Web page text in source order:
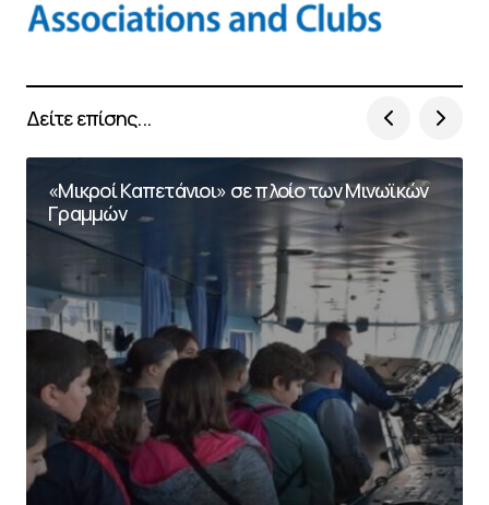
Δείτε επίσης...
«Μικροί Καπετάνιοι» σε πλοίο των Μινωϊκών
Γραμμών